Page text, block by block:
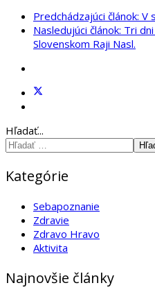
Predchádzajúci článok: V
Nasledujúci článok: Tri
Slovenskom Raji Nasl.
Hľadať...
Kategórie
Sebapoznanie
Zdravie
Zdravo Hravo
Aktivita
Najnovšie články